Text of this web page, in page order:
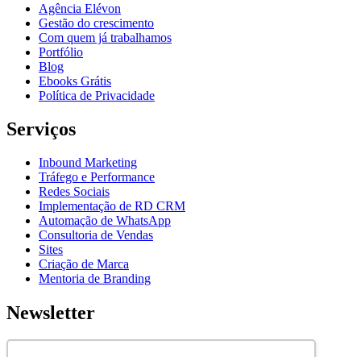
Agência Elévon
Gestão do crescimento
Com quem já trabalhamos
Portfólio
Blog
Ebooks Grátis
Política de Privacidade
Serviços
Inbound Marketing
Tráfego e Performance
Redes Sociais
Implementação de RD CRM
Automação de WhatsApp
Consultoria de Vendas
Sites
Criação de Marca
Mentoria de Branding
Newsletter
Assine nossa newsletter para ficar por dentro de novidades e